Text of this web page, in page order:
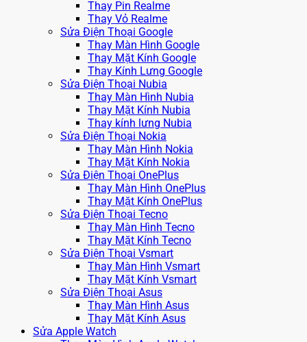
Thay Pin Realme
Thay Vỏ Realme
Sửa Điện Thoại Google
Thay Màn Hình Google
Thay Mặt Kính Google
Thay Kính Lưng Google
Sửa Điện Thoại Nubia
Thay Màn Hình Nubia
Thay Mặt Kính Nubia
Thay kính lưng Nubia
Sửa Điện Thoại Nokia
Thay Màn Hình Nokia
Thay Mặt Kính Nokia
Sửa Điện Thoại OnePlus
Thay Màn Hình OnePlus
Thay Mặt Kính OnePlus
Sửa Điện Thoại Tecno
Thay Màn Hình Tecno
Thay Mặt Kính Tecno
Sửa Điện Thoại Vsmart
Thay Màn Hình Vsmart
Thay Mặt Kính Vsmart
Sửa Điện Thoại Asus
Thay Màn Hình Asus
Thay Mặt Kính Asus
Sửa Apple Watch